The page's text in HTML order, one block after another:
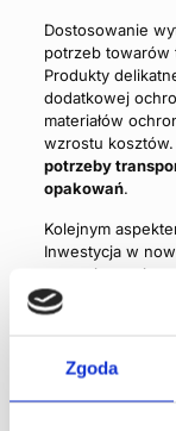
Zgoda
Dostosowanie
potrzeb towarów
Produkty
dodatkowej
materiałów
wzrostu kosztów.
potrzeby
opakowań.
Kolejnym
Inwestycja w
przyspieszenie
Automatyczne
ułożeniu